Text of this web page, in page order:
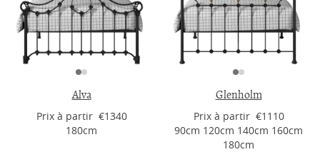
Alva
Prix ​​à partir €1340
180cm
Glenholm
Prix ​​à partir €1110
90cm 120cm 140cm 160cm
180cm